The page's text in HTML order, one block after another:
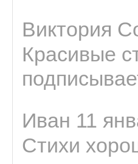
Виктория
Красивые
Иван 11
Стихи